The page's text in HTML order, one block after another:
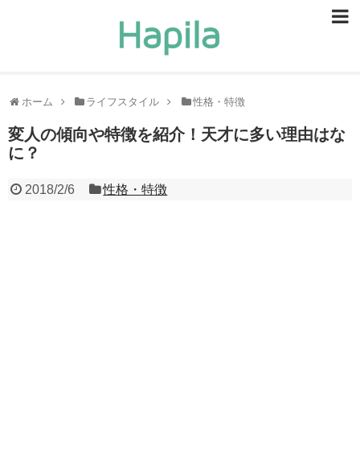
ホーム ライフスタイル 性格・特徴
変人の傾向や特徴を紹介！天才に多い理由はな
に？
2018/2/6 性格・特徴
ヘアケア
ヘルスケア
食事・食べ物